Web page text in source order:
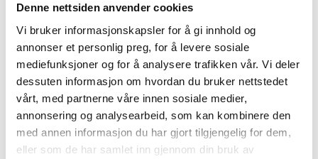
Denne nettsiden anvender cookies
Vi bruker informasjonskapsler for å gi innhold og
annonser et personlig preg, for å levere sosiale
mediefunksjoner og for å analysere trafikken vår. Vi deler
dessuten informasjon om hvordan du bruker nettstedet
vårt, med partnerne våre innen sosiale medier,
annonsering og analysearbeid, som kan kombinere den
med annen informasjon du har gjort tilgjengelig for dem,
eller som de har samlet inn gjennom din bruk av
NYTT FOU-PROSJEKT 18. JAN 2021
Omfattende metastudie tildelt Fafo
Senter for seniorpolitikk kunngjorde to
forskningsprosjekter på Doffin i september i